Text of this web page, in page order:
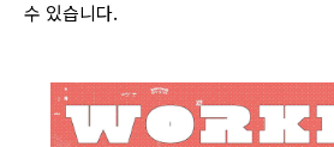
수 있습니다.